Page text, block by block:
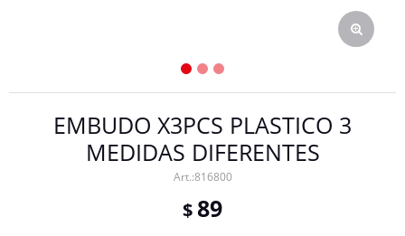
EMBUDO X3PCS PLASTICO 3
MEDIDAS DIFERENTES
816800
$ 89